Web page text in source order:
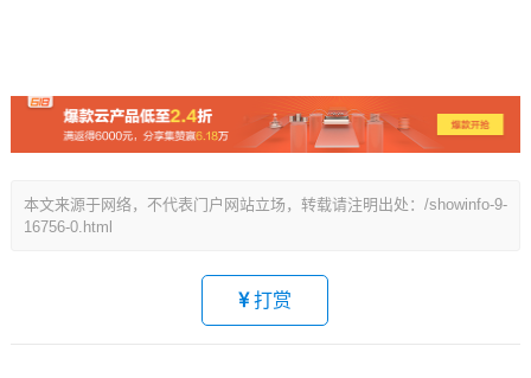
本文来源于网络，不代表门户网站立场，转载请注明出处：/showinfo-9-
16756-0.html
打赏